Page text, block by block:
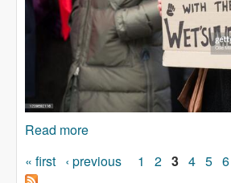
Read more
Pages
« first ‹ previous 1 2 3 4 5 6